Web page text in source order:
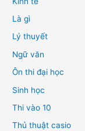
Là gì
Lý thuyết
Ngữ văn
Ôn thi đại học
Sinh học
Thi vào 10
Thủ thuật casio